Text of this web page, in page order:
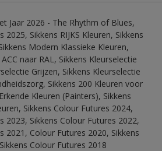
Jaar 2026 - The Rhythm of Blues,
2025, Sikkens RIJKS Kleuren, Sikkens
Modern Klassieke Kleuren,
naar RAL, Sikkens Kleurselectie
Grijzen, Sikkens Kleurselectie
Sikkens 200 Kleuren voor
Kleuren (Painters), Sikkens
Sikkens Colour Futures 2024,
2023, Sikkens Colour Futures 2022,
2021, Colour Futures 2020, Sikkens
Colour Futures 2018